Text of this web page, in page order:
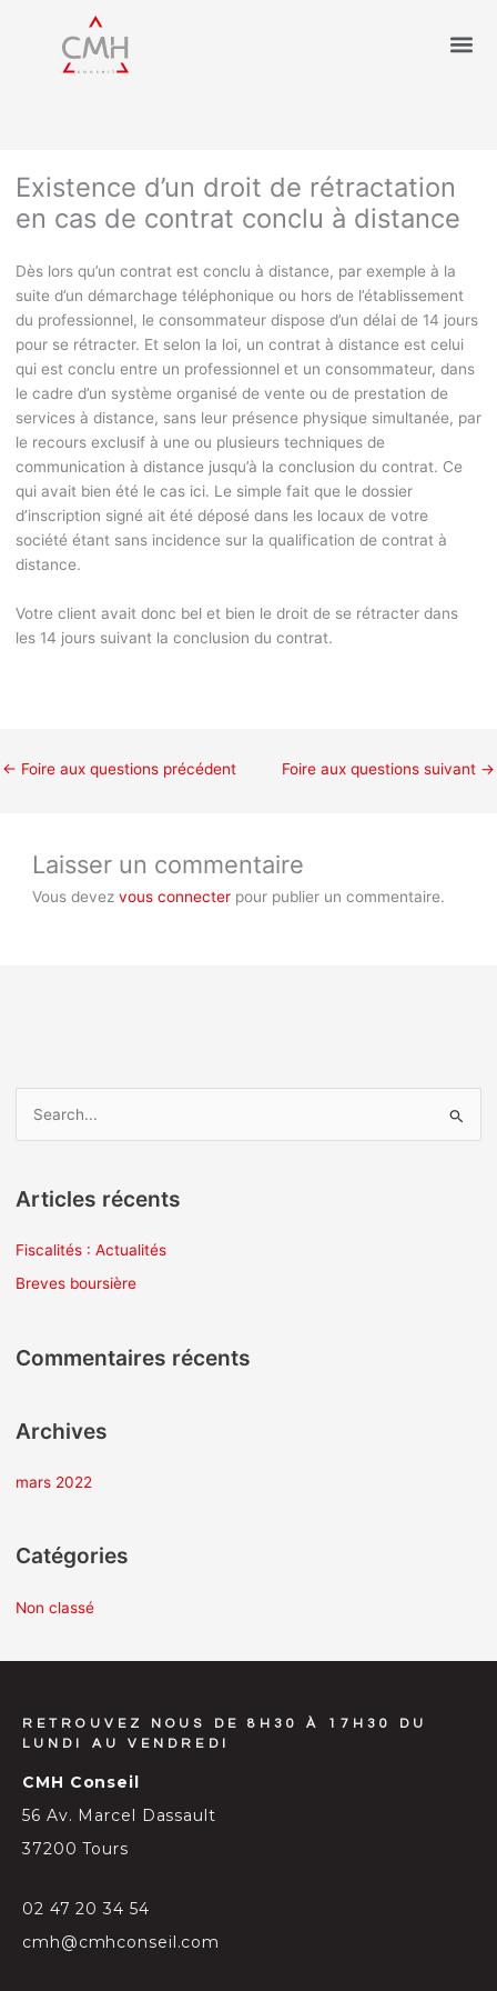
Existence d’un droit de rétractation
en cas de contrat conclu à distance
Dès lors qu’un contrat est conclu à distance, par exemple à la
suite d’un démarchage téléphonique ou hors de l’établissement
du professionnel, le consommateur dispose d’un délai de 14 jours
pour se rétracter. Et selon la loi, un contrat à distance est celui
qui est conclu entre un professionnel et un consommateur, dans
le cadre d’un système organisé de vente ou de prestation de
services à distance, sans leur présence physique simultanée, par
le recours exclusif à une ou plusieurs techniques de
communication à distance jusqu’à la conclusion du contrat. Ce
qui avait bien été le cas ici. Le simple fait que le dossier
d’inscription signé ait été déposé dans les locaux de votre
société étant sans incidence sur la qualification de contrat à
distance.
Votre client avait donc bel et bien le droit de se rétracter dans
les 14 jours suivant la conclusion du contrat.
← Foire aux questions précédent Foire aux questions suivant →
Laisser un commentaire
Vous devezvous connecter pour publier un commentaire.
h
e
Articles récents
Fiscalités : Actualités
Breves boursière
Commentaires récents
Archives
mars 2022
Catégories
Non classé
RETROUVEZ NOUS DE 8H30 À 17H30 DU
LUNDI AU VENDREDI
CMH Conseil
56 Av. Marcel Dassault
37200 Tours
02 47 20 34 54
cmh@cmhconseil.com